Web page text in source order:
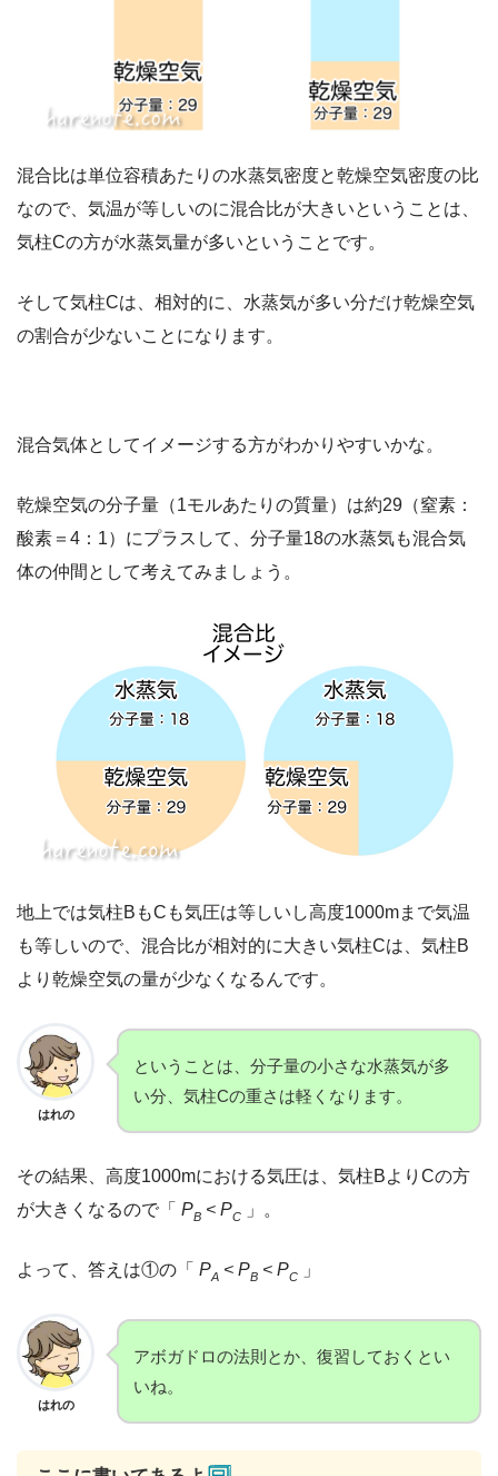
混合比は単位容積あたりの水蒸気密度と乾燥空気密度の比
なので、気温が等しいのに混合比が大きいということは、
気柱Cの方が水蒸気量が多いということです。
そして気柱Cは、相対的に、水蒸気が多い分だけ乾燥空気
の割合が少ないことになります。
混合気体としてイメージする方がわかりやすいかな。
乾燥空気の分子量（1モルあたりの質量）は約29（窒素：
酸素＝4：1）にプラスして、分子量18の水蒸気も混合気
体の仲間として考えてみましょう。
地上では気柱BもCも気圧は等しいし高度1000mまで気温
も等しいので、混合比が相対的に大きい気柱Cは、気柱B
より乾燥空気の量が少なくなるんです。
はれの
ということは、分子量の小さな水蒸気が多
い分、気柱Cの重さは軽くなります。
その結果、高度1000mにおける気圧は、気柱BよりCの方
が大きくなるので「 PB < PC 」。
よって、答えは①の「 PA < PB < PC 」
はれの
アボガドロの法則とか、復習しておくとい
いね。